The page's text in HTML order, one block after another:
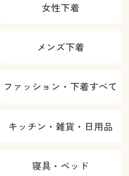
女性下着
メンズ下着
ファッション・下着すべて
キッチン・雑貨・日用品
寝具・ベッド